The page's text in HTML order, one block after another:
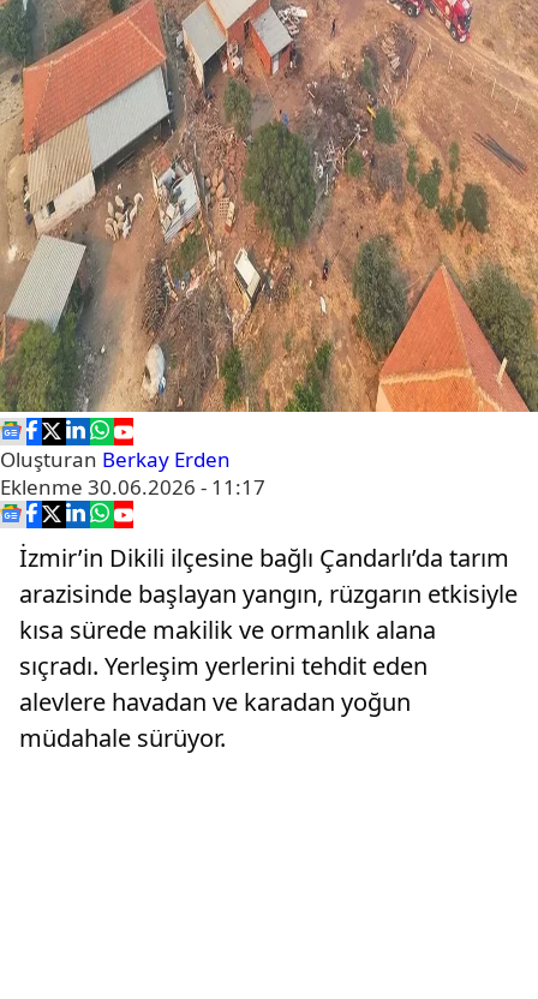
Oluşturan Berkay Erden
Eklenme 30.06.2026 - 11:17
İzmir’in Dikili ilçesine bağlı Çandarlı’da tarım
arazisinde başlayan yangın, rüzgarın etkisiyle
kısa sürede makilik ve ormanlık alana
sıçradı. Yerleşim yerlerini tehdit eden
alevlere havadan ve karadan yoğun
müdahale sürüyor.